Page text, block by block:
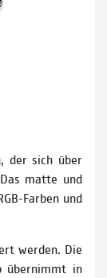
der sich über
matte und
Farben und
werden. Die
übernimmt in